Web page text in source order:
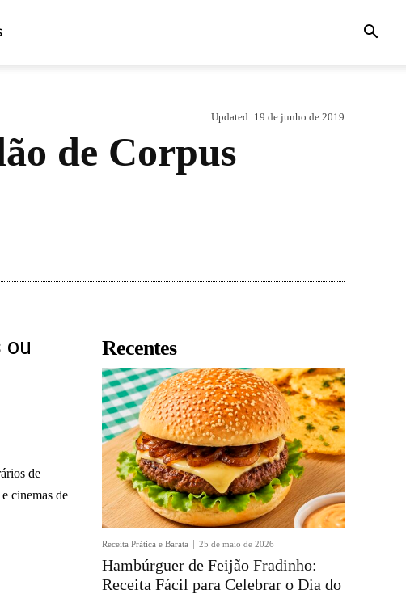
Updated: 19 de junho de 2019
de Corpus
ou
de
cinemas de
Recentes
Receita Prática e Barata 25 de maio de 2026
Hambúrguer de Feijão Fradinho:
Receita Fácil para Celebrar o Dia do